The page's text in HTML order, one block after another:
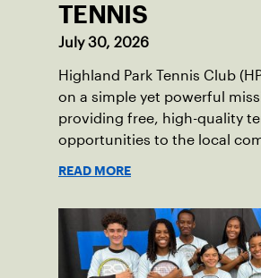
TENNIS
July 30, 2026
Highland Park Tennis Club
on a simple yet powerful
providing free, high-quality
opportunities to the local
impact across the Pittsburgh
where people of all ages,
and abilities come together
READ MORE